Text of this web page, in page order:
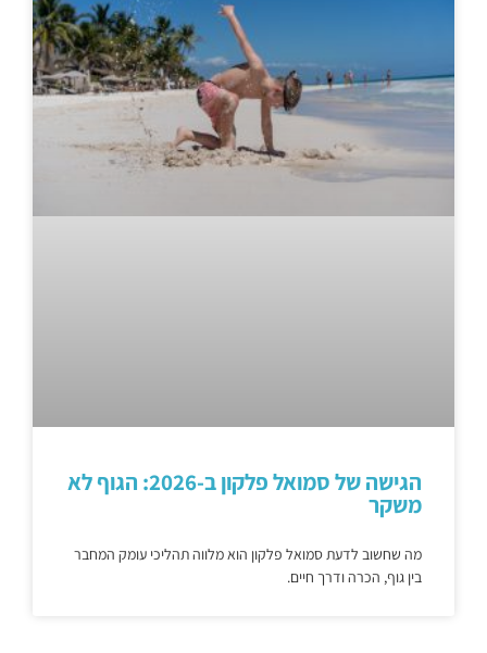
הגישה של סמואל פלקון ב-2026: הגוף לא
משקר
מה שחשוב לדעת סמואל פלקון הוא מלווה תהליכי עומק המחבר
בין גוף, הכרה ודרך חיים.